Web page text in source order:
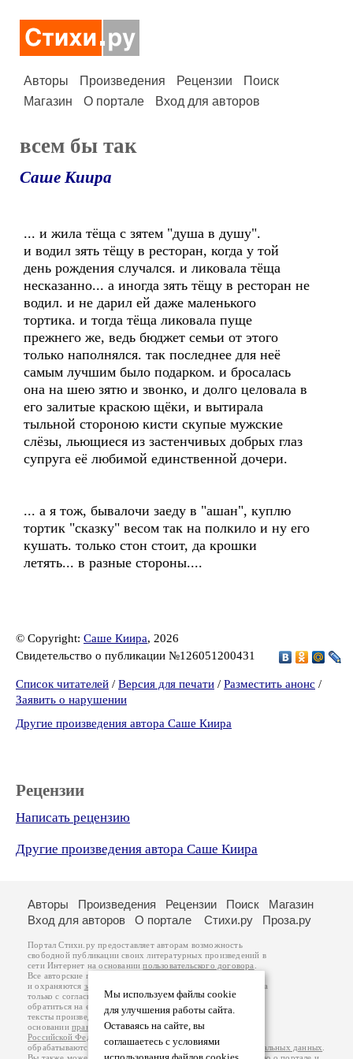
Авторы Произведения Рецензии
Поиск
Магазин
О портале Вход для авторов
всем бы так
Саше Киира
... и жила тёща с зятем "душа в душу".
и водил зять тёщу в ресторан, когда у той
день рождения случался. и ликовала тёща
несказанно... а иногда зять тёщу в ресторан не
водил. и не дарил ей даже маленького
тортика. и тогда тёща ликовала пуще
прежнего же, ведь бюджет семьи от этого
только наполнялся. так последнее для неё
самым лучшим было подарком. и бросалась
она на шею зятю и звонко, и долго целовала в
его залитые краскою щёки, и вытирала
тыльной стороною кисти скупые мужские
слёзы, льющиеся из застенчивых добрых глаз
супруга её любимой единственной дочери.
... а я тож, бывалочи заеду в "ашан", куплю
тортик "сказку" весом так на полкило и ну его
кушать. только стон стоит, да крошки
летять... в разные стороны....
© Copyright: Саше Киира, 2026
Свидетельство о публикации №126051200431
Список читателей / Версия для печати / Разместить анонс /
Заявить о нарушении
Другие произведения автора Саше Киира
Рецензии
Написать рецензию
Другие произведения автора Саше Киира
Мы используем файлы cookie
для улучшения работы сайта.
Оставаясь на сайте, вы
соглашаетесь с условиями
Авторы Произведения Рецензии Поиск
Магазин
Вход для авторов
О портале Стихи.ру Проза.ру
Портал Стихи.ру предоставляет авторам возможность
свободной публикации своих литературных произведений в
сети Интернет на основаниипользовательского договора
Все авторские права на произведения принадлежат авторам
и охраняются законом
. Перепечатка произведений возможна
только с согласия его автора, к которому вы можете
обратиться на его авторской странице. Ответственность за
тексты произведений авторы несут самостоятельно на
основанииправил публикацииизаконодательства
Российской Федерации
обрабатываются на основанииПолитики обработки персональных данных